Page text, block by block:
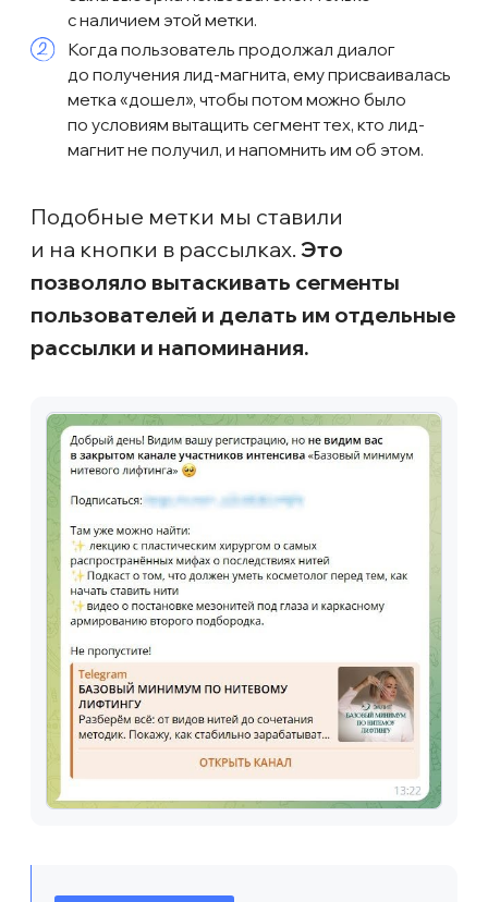
как работал VK Ads?
Будет честно рассказать, что впервые
мы затестили этот канал на втором
а таргетировались на аудиторию через
лид-формы по ключам (обучение для
аудиторию подписчиков конкурентов
и подписчиков Анастасии
Разбежкиной + Эклит. И началось всё
не очень радужно: супердорогие лиды.
им оказались видеокреативы.
Команда Эклита записала 2 варианта
видео-приглашения по нашим
рекомендациям: короткое и длинное.
Запустив их на те же аудитории и ту же
цель, мы обнаружили «золотую жилу»
в виде лидов по цене из 2017 года —
154,57 ₽ за штуку!
Конечно, у нас были опасения
(и не беспочвенные — лид-формы VK
часто дают грязный трафик), что
регистрации приходят
малововлеченные или даже вообще
не косметологи, но всё было не так
плохо: доходимость из VK Ads
составила 29%, тогда как из Директа
рассылки с содержанием кнопки